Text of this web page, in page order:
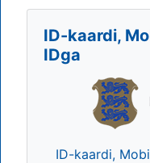
ID-kaardi,
IDga
ID-kaardi,